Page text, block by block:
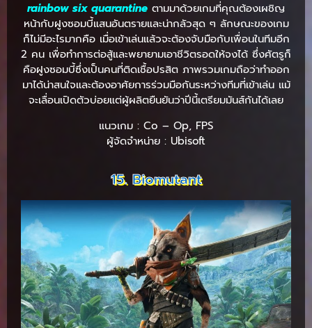
rainbow six quarantine ตามมาด้วยเกมที่คุณต้องเผชิญ
หน้ากับฝูงซอมบี้แสนอันตรายและน่ากลัวสุด ๆ ลักษณะของเกม
ก็ไม่มีอะไรมากคือ เมื่อเข้าเล่นแล้วจะต้องจับมือกับเพื่อนในทีมอีก
2 คน เพื่อทำการต่อสู้และพยายามเอาชีวิตรอดให้จงได้ ซึ่งศัตรูก็
คือฝูงซอมบี้ซึ่งเป็นคนที่ติดเชื้อปรสิต ภาพรวมเกมถือว่าทำออก
มาได้น่าสนใจและต้องอาศัยการร่วมมือกันระหว่างทีมที่เข้าเล่น แม้
จะเลื่อนเปิดตัวบ่อยแต่ผู้ผลิตยืนยันว่าปีนี้เตรียมมันส์กันได้เลย
แนวเกม : Co – Op, FPS
ผู้จัดจำหน่าย : Ubisoft
15. Biomutant